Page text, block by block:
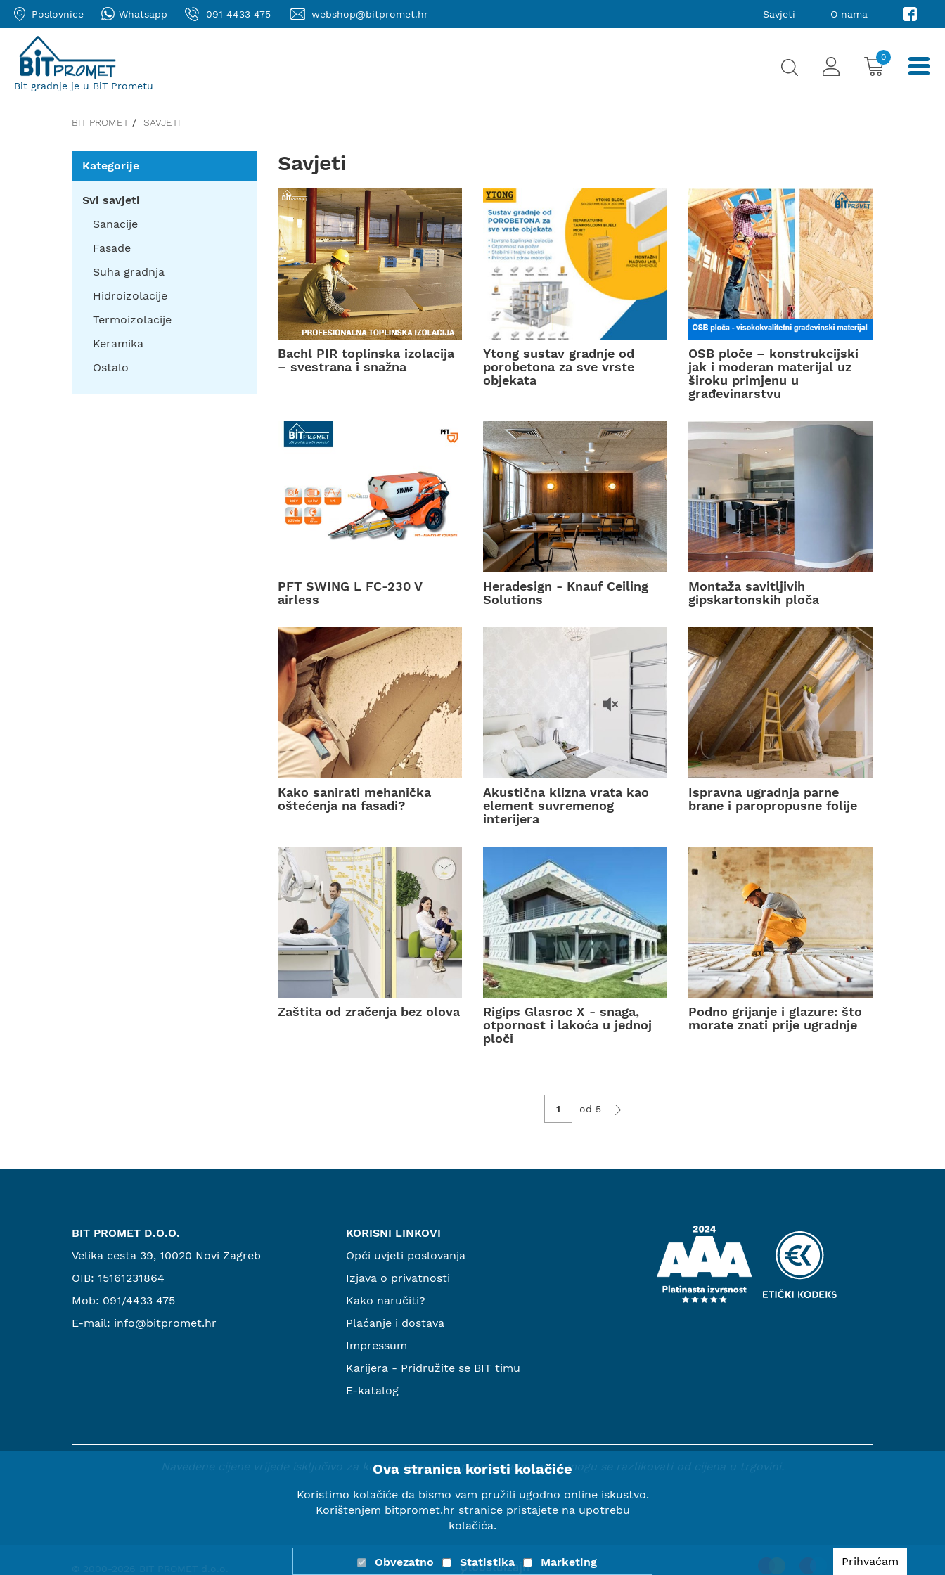
Poslovnice Whatsapp 091 4433 475 webshop@bitpromet.hr Savjeti O nama
Bit gradnje je u BiT Prometu
0
BIT PROMET SAVJETI
Kategorije
Svi savjeti
Sanacije
Fasade
Suha gradnja
Hidroizolacije
Termoizolacije
Keramika
Ostalo
Savjeti
Bachl PIR toplinska izolacija
– svestrana i snažna
Ytong sustav gradnje od
porobetona za sve vrste
objekata
OSB ploče – konstrukcijski
jak i moderan materijal uz
široku primjenu u
građevinarstvu
PFT SWING L FC-230 V
airless
Heradesign - Knauf Ceiling
Solutions
Montaža savitljivih
gipskartonskih ploča
Kako sanirati mehanička
oštećenja na fasadi?
Akustična klizna vrata kao
element suvremenog
interijera
Ispravna ugradnja parne
brane i paropropusne folije
Zaštita od zračenja bez olova
Rigips Glasroc X - snaga,
otpornost i lakoća u jednoj
ploči
Podno grijanje i glazure: što
morate znati prije ugradnje
od 5
BIT PROMET D.O.O.
Velika cesta 39, 10020 Novi Zagreb
OIB: 15161231864
Mob: 091/4433 475
E-mail: info@bitpromet.hr
KORISNI LINKOVI
Opći uvjeti poslovanja
Izjava o privatnosti
Kako naručiti?
Plaćanje i dostava
Impressum
Karijera - Pridružite se BIT timu
E-katalog
Navedene cijene vrijede isključivo za kupnju proizvoda putem webshopa i mogu se razlikovati od cijena u trgovini.
Ova stranica koristi kolačiće
Koristimo kolačiće da bismo vam pružili ugodno online iskustvo.
Korištenjem bitpromet.hr stranice pristajete na upotrebu
kolačića.
Prihvaćam
Obvezatno Statistika Marketing